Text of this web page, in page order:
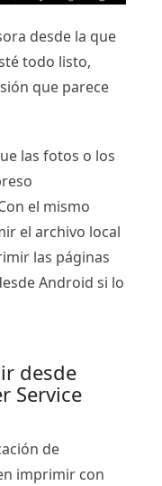
desde la que
todo listo,
que parece
las fotos o los
el mismo
el archivo local
las páginas
Android si lo
desde
Service
de
imprimir con